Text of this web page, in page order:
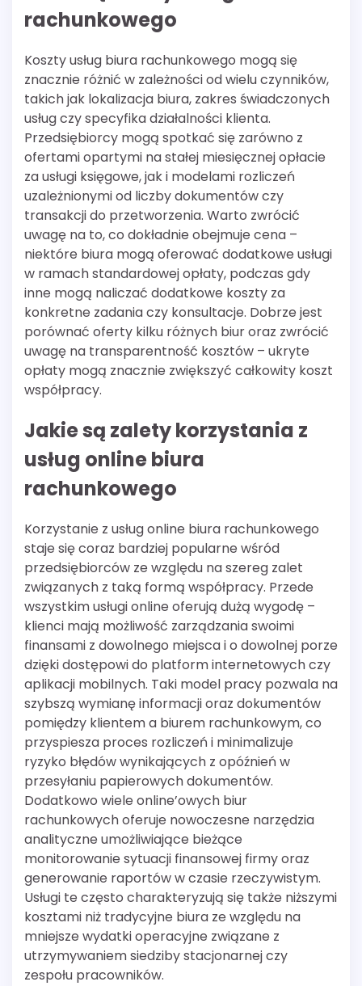
rachunkowego
Koszty usług biura rachunkowego mogą się
znacznie różnić w zależności od wielu czynników,
takich jak lokalizacja biura, zakres świadczonych
usług czy specyfika działalności klienta.
Przedsiębiorcy mogą spotkać się zarówno z
ofertami opartymi na stałej miesięcznej opłacie
za usługi księgowe, jak i modelami rozliczeń
uzależnionymi od liczby dokumentów czy
transakcji do przetworzenia. Warto zwrócić
uwagę na to, co dokładnie obejmuje cena –
niektóre biura mogą oferować dodatkowe usługi
w ramach standardowej opłaty, podczas gdy
inne mogą naliczać dodatkowe koszty za
konkretne zadania czy konsultacje. Dobrze jest
porównać oferty kilku różnych biur oraz zwrócić
uwagę na transparentność kosztów – ukryte
opłaty mogą znacznie zwiększyć całkowity koszt
współpracy.
Jakie są zalety korzystania z
usług online biura
rachunkowego
Korzystanie z usług online biura rachunkowego
staje się coraz bardziej popularne wśród
przedsiębiorców ze względu na szereg zalet
związanych z taką formą współpracy. Przede
wszystkim usługi online oferują dużą wygodę –
klienci mają możliwość zarządzania swoimi
finansami z dowolnego miejsca i o dowolnej porze
dzięki dostępowi do platform internetowych czy
aplikacji mobilnych. Taki model pracy pozwala na
szybszą wymianę informacji oraz dokumentów
pomiędzy klientem a biurem rachunkowym, co
przyspiesza proces rozliczeń i minimalizuje
ryzyko błędów wynikających z opóźnień w
przesyłaniu papierowych dokumentów.
Dodatkowo wiele online’owych biur
rachunkowych oferuje nowoczesne narzędzia
analityczne umożliwiające bieżące
monitorowanie sytuacji finansowej firmy oraz
generowanie raportów w czasie rzeczywistym.
Usługi te często charakteryzują się także niższymi
kosztami niż tradycyjne biura ze względu na
mniejsze wydatki operacyjne związane z
utrzymywaniem siedziby stacjonarnej czy
zespołu pracowników.